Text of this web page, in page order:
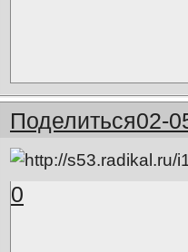
Поделиться02-
0